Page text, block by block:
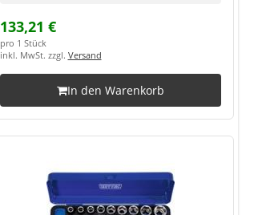
133,21 €
pro 1 Stück
inkl. MwSt. zzgl. Versand
In den Warenkorb